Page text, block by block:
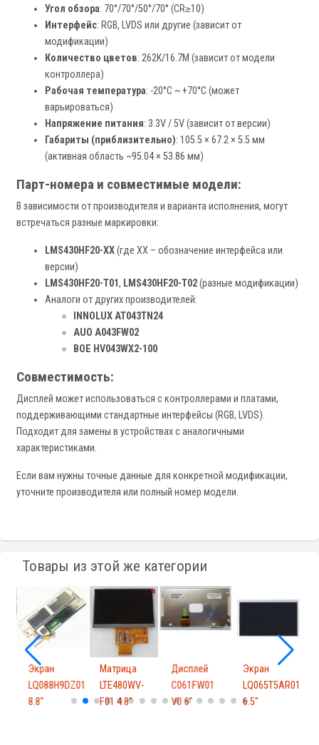
Угол обзора: 70°/70°/50°/70° (CR≥10)
Интерфейс: RGB, LVDS или другие (зависит от
модификации)
Количество цветов: 262K/16.7M (зависит от модели
контроллера)
Рабочая температура: -20°C ~ +70°C (может
варьироваться)
Напряжение питания: 3.3V / 5V (зависит от версии)
Габариты (приблизительно): 105.5 × 67.2 × 5.5 мм
(активная область ~95.04 × 53.86 мм)
Парт-номера и совместимые модели:
В зависимости от производителя и варианта исполнения, могут
встречаться разные маркировки:
LMS430HF20-XX(где XX – обозначение интерфейса или
версии)
LMS430HF20-T01, LMS430HF20-T02(разные модификации)
Аналоги от других производителей:
INNOLUX AT043TN24
AUO A043FW02
BOE HV043WX2-100
Совместимость:
Дисплей может использоваться с контроллерами и платами,
поддерживающими стандартные интерфейсы (RGB, LVDS).
Подходит для замены в устройствах с аналогичными
характеристиками.
Если вам нужны точные данные для конкретной модификации,
уточните производителя или полный номер модели.
Товары из этой же категории
Экран
LQ088H9DZ01
8.8"
Матрица
LTE480WV-
F01 4.8"
Дисплей
C061FW01
V0 6"
Экран
LQ065T5AR01
6.5"